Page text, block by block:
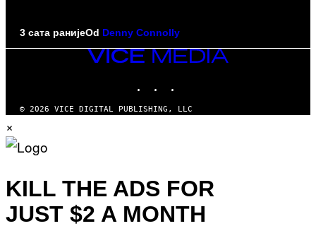
3 сата ранијеOd Denny Connolly
VICE
MEDIA
© 2026 VICE DIGITAL PUBLISHING, LLC
×
KILL THE ADS FOR
JUST $2 A MONTH